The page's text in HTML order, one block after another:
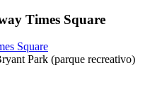
Times Square
Square
Park (parque recreativo)